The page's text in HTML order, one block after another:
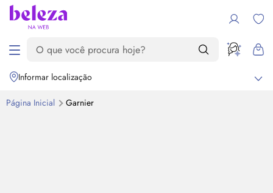
Informar localização
Página Inicial Garnier